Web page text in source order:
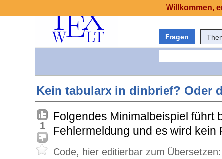
Fragen
Kein tabularx in dinbrief? Oder
1
Folgendes Minimalbeispiel führt
Fehlermeldung und es wird kein
Code, hier editierbar zum Übersetzen:
Willkommen,